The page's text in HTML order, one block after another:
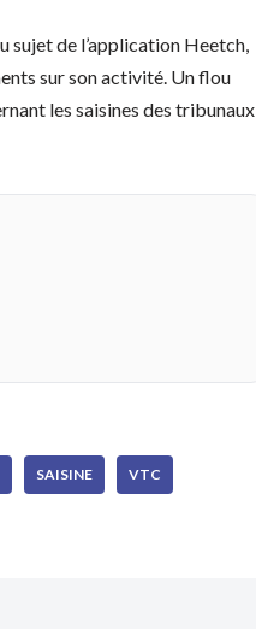
sujet de l’application Heetch,
sur son activité. Un flou
les saisines des tribunaux
SAISINE VTC